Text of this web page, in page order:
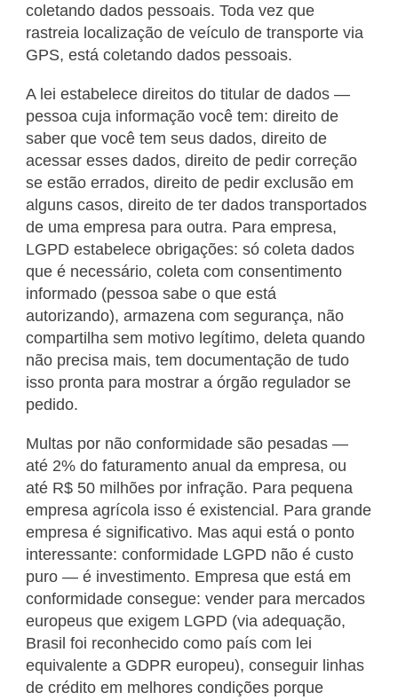
coletando dados pessoais. Toda vez que
rastreia localização de veículo de transporte via
GPS, está coletando dados pessoais.
A lei estabelece direitos do titular de dados —
pessoa cuja informação você tem: direito de
saber que você tem seus dados, direito de
acessar esses dados, direito de pedir correção
se estão errados, direito de pedir exclusão em
alguns casos, direito de ter dados transportados
de uma empresa para outra. Para empresa,
LGPD estabelece obrigações: só coleta dados
que é necessário, coleta com consentimento
informado (pessoa sabe o que está
autorizando), armazena com segurança, não
compartilha sem motivo legítimo, deleta quando
não precisa mais, tem documentação de tudo
isso pronta para mostrar a órgão regulador se
pedido.
Multas por não conformidade são pesadas —
até 2% do faturamento anual da empresa, ou
até R$ 50 milhões por infração. Para pequena
empresa agrícola isso é existencial. Para grande
empresa é significativo. Mas aqui está o ponto
interessante: conformidade LGPD não é custo
puro — é investimento. Empresa que está em
conformidade consegue: vender para mercados
europeus que exigem LGPD (via adequação,
Brasil foi reconhecido como país com lei
equivalente a GDPR europeu), conseguir linhas
de crédito em melhores condições porque